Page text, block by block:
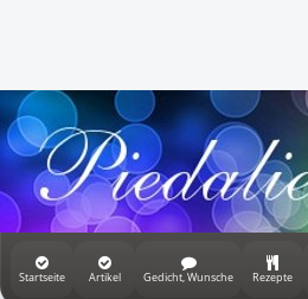
Startseite Artikel Gedicht, Wunsche Rezepte